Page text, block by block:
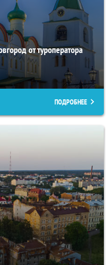
от туроператора
ПОДРОБНЕЕ